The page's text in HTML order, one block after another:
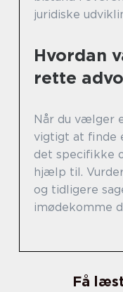
juridiske
Hvordan
rette
Når du vælger
vigtigt at finde
det specifikke
hjælp til.
og tidligere
imødekomme
Få